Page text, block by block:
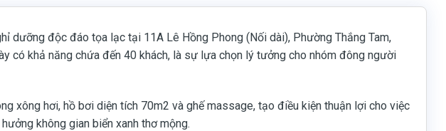
dưỡng độc đáo tọa lạc tại 11A Lê Hồng Phong (Nối dài), Phường Thắng Tam,
có khả năng chứa đến 40 khách, là sự lựa chọn lý tưởng cho nhóm đông người
xông hơi, hồ bơi diện tích 70m2 và ghế massage, tạo điều kiện thuận lợi cho việc
không gian biển xanh thơ mộng.